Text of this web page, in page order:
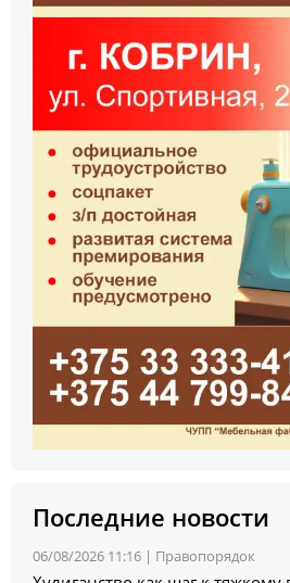
Последние новости
06/08/2026 11:16 | Правопорядок